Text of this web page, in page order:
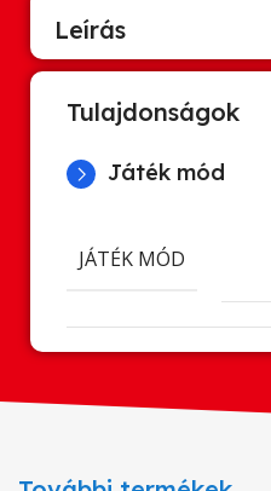
Leírás
Tulajdonságok
Játék mód
JÁTÉK MÓD